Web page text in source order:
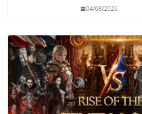
04/08/2026